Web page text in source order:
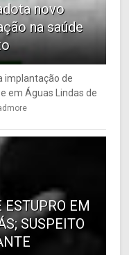
novo
na saúde
implantação de
em Águas Lindas de
EM
SUSPEITO